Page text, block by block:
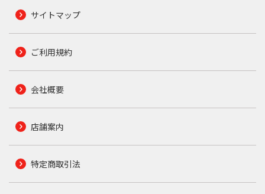
サイトマップ
ご利用規約
会社概要
店舗案内
特定商取引法